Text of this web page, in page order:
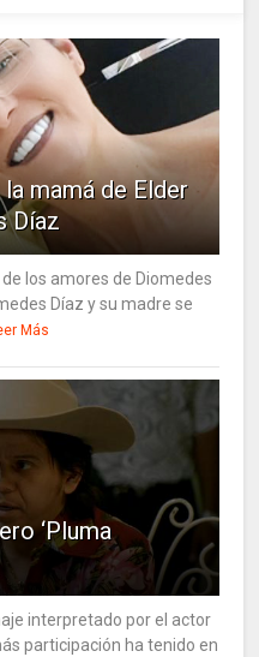
mamá de Elder
Díaz
los amores de Diomedes
Díaz y su madre se
Más
‘Pluma
interpretado por el actor
participación ha tenido en